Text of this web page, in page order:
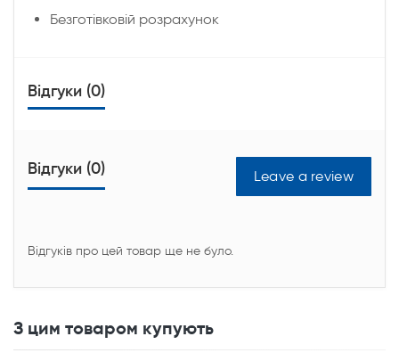
Безготівковій розрахунок
Відгуки (0)
Відгуки (0) Leave a review
Відгуків про цей товар ще не було.
З цим товаром купують